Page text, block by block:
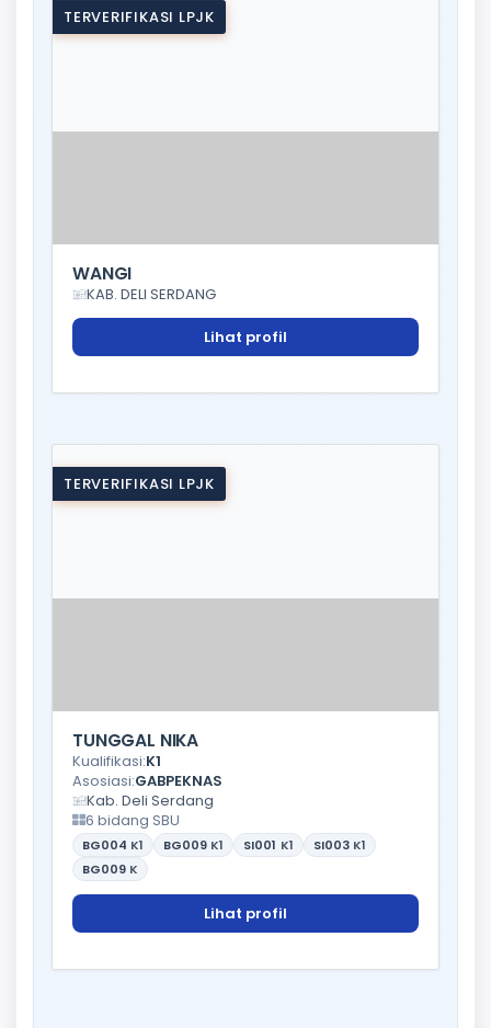
TERVERIFIKASI LPJK
WANGI
KAB. DELI SERDANG
Lihat profil
TERVERIFIKASI LPJK
TUNGGAL NIKA
Kualifikasi:K1
Asosiasi:GABPEKNAS
Kab. Deli Serdang
6 bidang SBU
BG004 K1 BG009 K1 SI001 K1 SI003 K1
BG009 K
Lihat profil